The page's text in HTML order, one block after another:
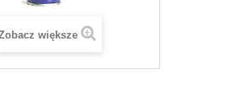
większe